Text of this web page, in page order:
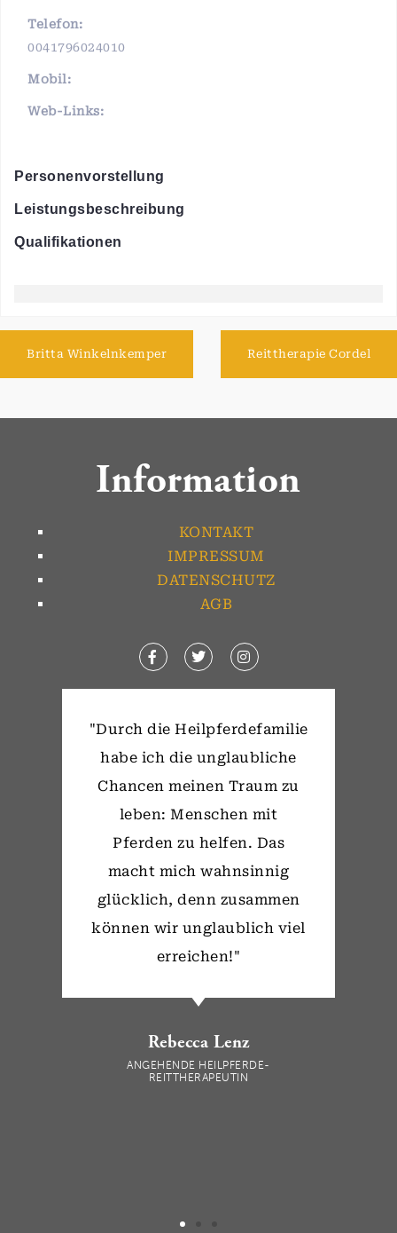
Telefon:
0041796024010
Mobil:
Web-Links:
Personenvorstellung
Leistungsbeschreibung
Qualifikationen
Britta Winkelnkemper Reittherapie Cordel
Information
KONTAKT
IMPRESSUM
DATENSCHUTZ
AGB
"Durch die Heilpferdefamilie
habe ich die unglaubliche
Chancen meinen Traum zu
leben: Menschen mit
Pferden zu helfen. Das
macht mich wahnsinnig
glücklich, denn zusammen
können wir unglaublich viel
erreichen!"
Rebecca Lenz
ANGEHENDE HEILPFERDE-
REITTHERAPEUTIN